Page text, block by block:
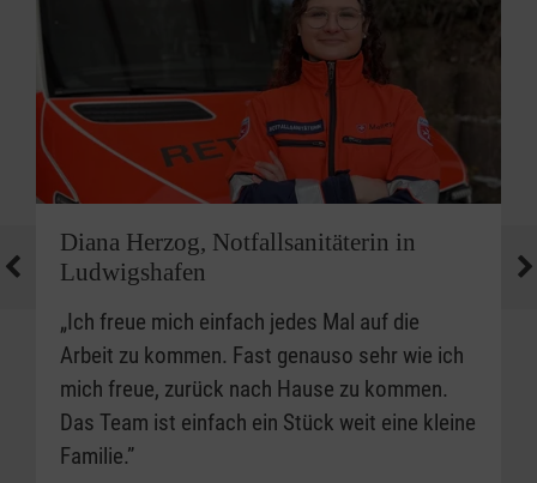
Diana Herzog, Notfallsanitäterin in
Ludwigshafen
„Ich freue mich einfach jedes Mal auf die
Arbeit zu kommen. Fast genauso sehr wie ich
mich freue, zurück nach Hause zu kommen.
Das Team ist einfach ein Stück weit eine kleine
Familie.”